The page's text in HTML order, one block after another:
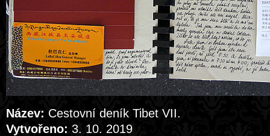
Název: Cestovní deník Tibet VII.
Vytvořeno: 3. 10. 2019